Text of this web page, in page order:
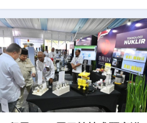
认定(Fast Track Designation,
FTD)。这是原研核药领域中国首个
获得美国 FDA 突破性疗法认定、首
个同时获得 FDA 突破性疗法与快速
通道双项认定的产品，创造了核药领
域里程碑式突破。68Ga-NYM096是
一款特异性结合CAⅨ的肾癌小分子
诊断核药，适用于疑似或确认转移性